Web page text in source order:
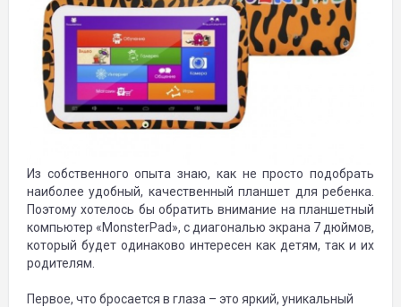
Из собственного опыта знаю, как не просто подобрать
наиболее удобный, качественный планшет для ребенка.
Поэтому хотелось бы обратить внимание на планшетный
компьютер «MonsterPad», с диагональю экрана 7 дюймов,
который будет одинаково интересен как детям, так и их
родителям.
Первое, что бросается в глаза – это яркий, уникальный